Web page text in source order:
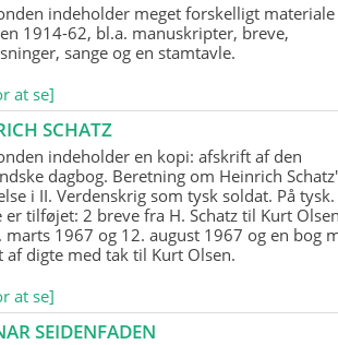
indeholder meget forskelligt
1914-62, bl.a. manuskripter, breve,
sange og en stamtavle.
at se]
SCHATZ
indeholder en kopi: afskrift af den
dagbog. Beretning om Heinrich Schatz'
i II. Verdenskrig som tysk soldat. På tysk.
er tilføjet: 2 breve fra H. Schatz til Kurt
marts 1967 og 12. august 1967 og en bog
af digte med tak til Kurt Olsen.
at se]
SEIDENFADEN